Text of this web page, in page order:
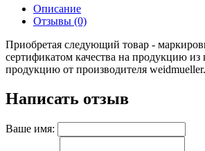
Описание
Отзывы (0)
Приобретая следующий товар -
сертификатом качества на продукцию
продукцию от производителя
Написать отзыв
Ваше имя: